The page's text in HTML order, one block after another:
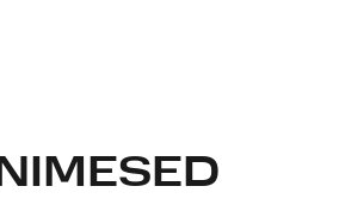
INIMESED